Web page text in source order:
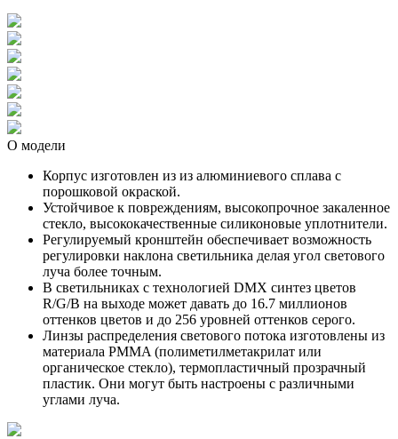
О модели
Корпус изготовлен из из алюминиевого сплава с
порошковой окраской.
Устойчивое к повреждениям, высокопрочное закаленное
стекло, высококачественные силиконовые уплотнители.
Регулируемый кронштейн обеспечивает возможность
регулировки наклона светильника делая угол светового
луча более точным.
В светильниках с технологией DMX синтез цветов
R/G/B на выходе может давать до 16.7 миллионов
оттенков цветов и до 256 уровней оттенков серого.
Линзы распределения светового потока изготовлены из
материала PMMA (полиметилметакрилат или
органическое стекло), термопластичный прозрачный
пластик. Они могут быть настроены с различными
углами луча.